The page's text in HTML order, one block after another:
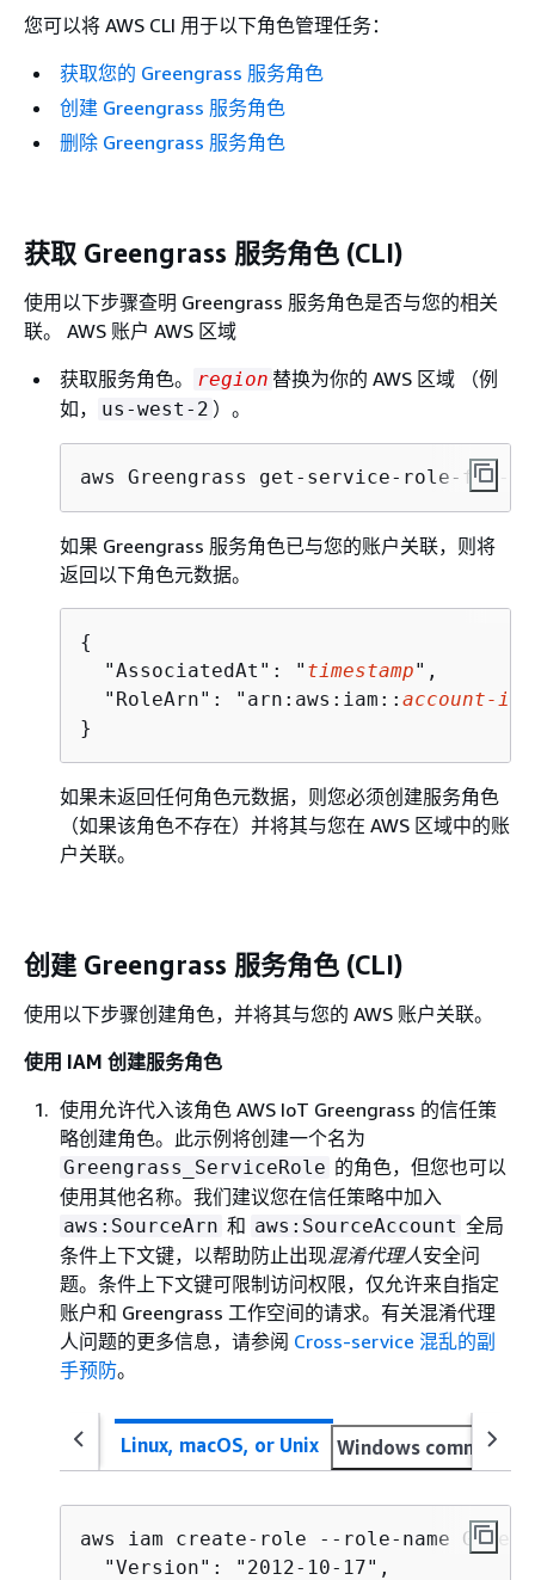
您可以将 AWS CLI 用于以下角色管理任务：
获取您的 Greengrass 服务角色
创建 Greengrass 服务角色
删除 Greengrass 服务角色
获取 Greengrass 服务角色 (CLI)
使用以下步骤查明 Greengrass 服务角色是否与您的相关
联。 AWS 账户 AWS 区域
获取服务角色。
region 替换为你的 AWS 区域 （例
如，
us-west-2 ）。
aws Greengrass get-service-role-for-
如果 Greengrass 服务角色已与您的账户关联，则将
返回以下角色元数据。
{
  "AssociatedAt": "
timestamp",
  "RoleArn": "arn:aws:iam::
account-id
}
如果未返回任何角色元数据，则您必须创建服务角色
（如果该角色不存在）并将其与您在 AWS 区域中的账
户关联。
创建 Greengrass 服务角色 (CLI)
使用以下步骤创建角色，并将其与您的 AWS 账户关联。
使用 IAM 创建服务角色
使用允许代入该角色 AWS IoT Greengrass 的信任策
略创建角色。此示例将创建一个名为
Greengrass_ServiceRole 的角色，但您也可以
使用其他名称。我们建议您在信任策略中加入
aws:SourceArn 和 aws:SourceAccount 全局
条件上下文键，以帮助防止出现混淆代理人安全问
题。条件上下文键可限制访问权限，仅允许来自指定
账户和 Greengrass 工作空间的请求。有关混淆代理
人问题的更多信息，请参阅 Cross-service 混乱的副
手预防。
Linux, macOS, or Unix Windows command
aws iam create-role --role-name
  "Version": "2012-10-17",